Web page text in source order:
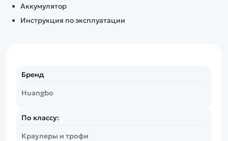
Аккумулятор
Инструкция по эксплуатации
Бренд
Huangbo
По классу:
Краулеры и трофи